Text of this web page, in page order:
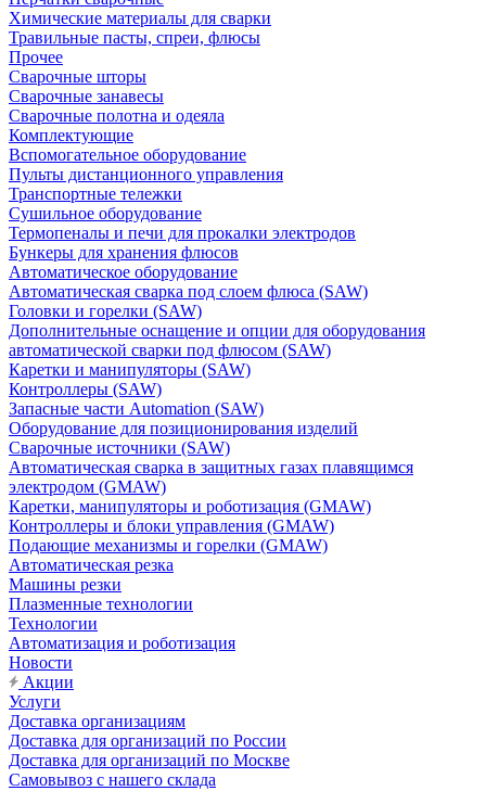
Химические материалы для сварки
Травильные пасты, спреи, флюсы
Прочее
Сварочные шторы
Сварочные занавесы
Сварочные полотна и одеяла
Комплектующие
Вспомогательное оборудование
Пульты дистанционного управления
Транспортные тележки
Сушильное оборудование
Термопеналы и печи для прокалки электродов
Бункеры для хранения флюсов
Автоматическое оборудование
Автоматическая сварка под слоем флюса (SAW)
Головки и горелки (SAW)
Дополнительные оснащение и опции для оборудования
автоматической сварки под флюсом (SAW)
Каретки и манипуляторы (SAW)
Контроллеры (SAW)
Запасные части Automation (SAW)
Оборудование для позиционирования изделий
Сварочные источники (SAW)
Автоматическая сварка в защитных газах плавящимся
электродом (GMAW)
Каретки, манипуляторы и роботизация (GMAW)
Контроллеры и блоки управления (GMAW)
Подающие механизмы и горелки (GMAW)
Автоматическая резка
Машины резки
Плазменные технологии
Технологии
Автоматизация и роботизация
Новости
Акции
Услуги
Доставка организациям
Доставка для организаций по России
Доставка для организаций по Москве
Самовывоз с нашего склада